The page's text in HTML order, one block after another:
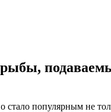
рыбы,
популярным не